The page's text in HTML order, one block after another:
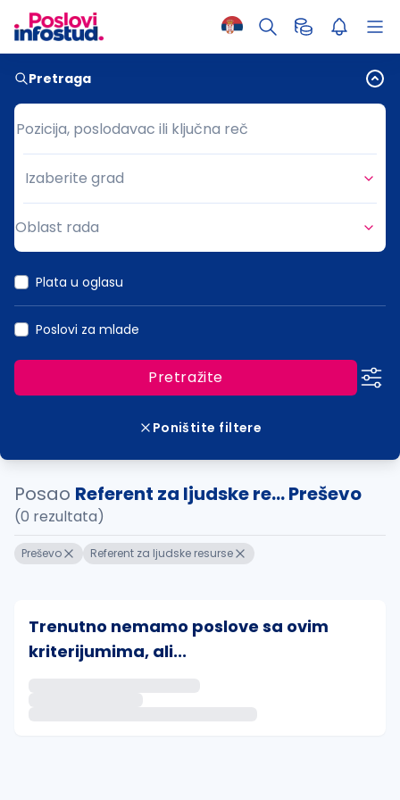
Pretraga
Pozicija, poslodavac ili ključna reč
Pozicija, poslodavac ili ključna reč
Grad
Izaberite grad
Oblast rada
Plata u oglasu
Poslovi za mlade
Pretražite
Poništite filtere
Posao Referent za ljudske re... Preševo
(0 rezultata)
Preševo Referent za ljudske resurse
Trenutno nemamo poslove sa ovim
kriterijumima, ali...